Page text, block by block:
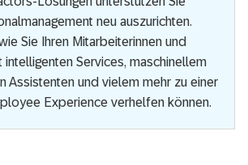
neu auszurichten.
Sie Ihren Mitarbeiterinnen und
intelligenten Services, maschinellem
Assistenten und vielem mehr zu einer
Experience verhelfen können.